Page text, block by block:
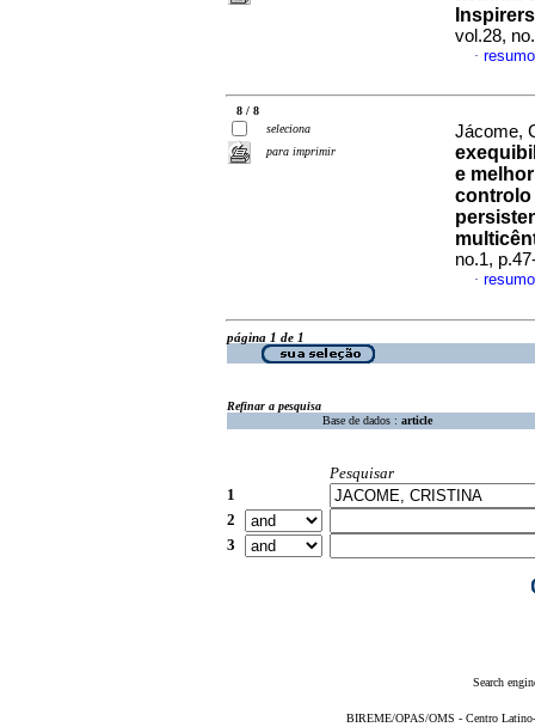
vol.28,
·
8 / 8
seleciona
para imprimir
Jácome,
e
controlo
no.1,
·
página 1 de 1
Refinar a pesquisa
Base de dados : article
Pesquisar
1
2
3
Search
BIREME/OPAS/OMS - Centro Latino-